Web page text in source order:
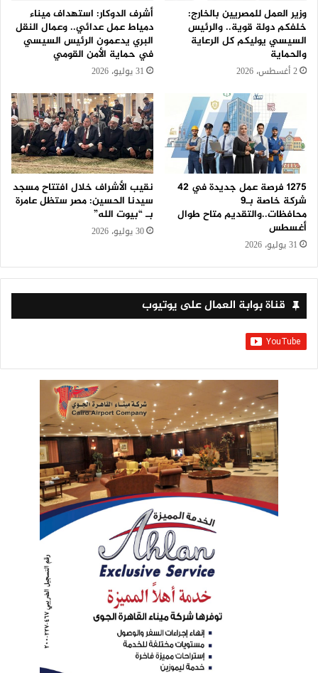
وزير العمل للمصريين بالخارج:
خلفكم دولة قوية.. والرئيس
السيسي يوليكم كل الرعاية
والحماية
2 أغسطس، 2026
أشرف الدوكار: استهداف ميناء
دمياط عمل عدائي.. وعمال النقل
البري يدعمون الرئيس السيسي
في حماية الأمن القومي
31 يوليو، 2026
1275 فرصة عمل جديدة في 42
شركة خاصة بـ9
محافظات..والتقديم متاح طوال
أغسطس
31 يوليو، 2026
نقيب الأشراف خلال افتتاح مسجد
سيدنا الحسين: مصر ستظل عامرة
بـ “بيوت الله”
30 يوليو، 2026
قناة بوابة العمال على يوتيوب